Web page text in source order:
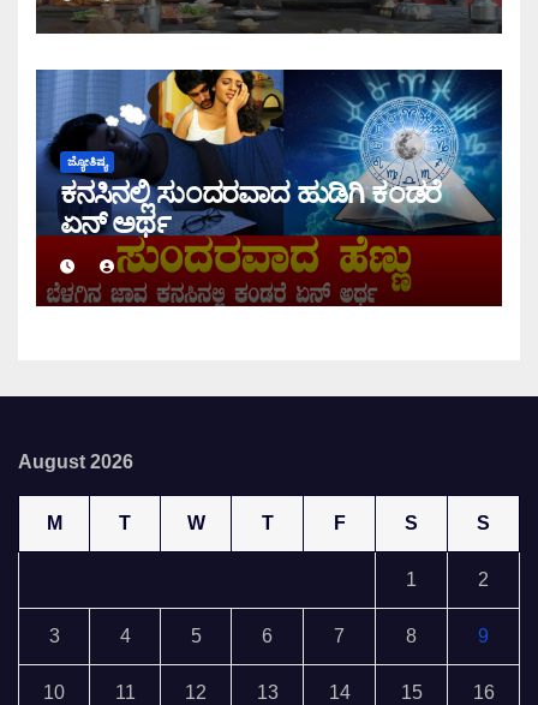
ಜ್ಯೋತಿಷ್ಯ
ಕನಸಿನಲ್ಲಿ ಸುಂದರವಾದ ಹುಡಿಗಿ ಕಂಡರೆ
ಏನ್ ಅರ್ಥ
August 2026
M T W T F S S
1 2
3 4 5 6 7 8 9
10 11 12 13 14 15 16